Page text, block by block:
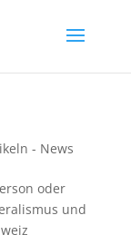
- News
oder
und